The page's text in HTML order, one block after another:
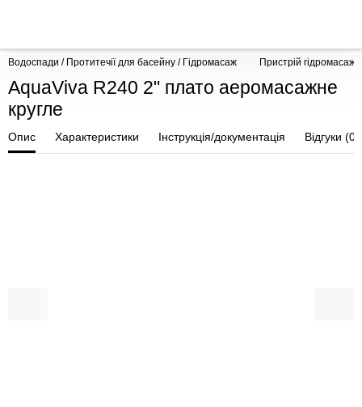
Водоспади / Протитечії для басейну / Гідромасаж Пристрій гідромасажу
AquaViva R240 2" плато аеромасажне
кругле
Опис Характеристики Інструкція/документація Відгуки (0)